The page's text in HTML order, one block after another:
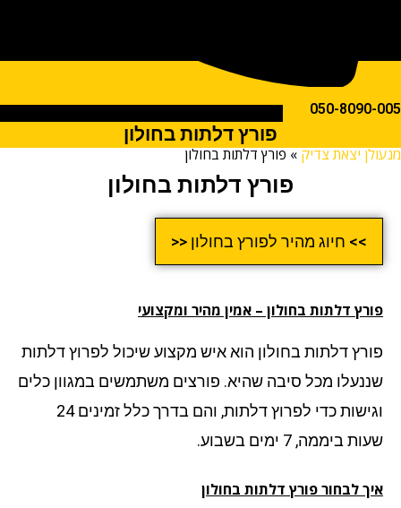
050-
פורץ דלתות בחולון
יצאת צדיק»פורץ דלתות בחולון
פורץ דלתות בחולון
>> חיוג מהיר לפורץ בחולון <<
דלתותבחולון – אמין מהיר ומקצועי
דלתות בחולון הוא איש מקצוע שיכול לפרוץ דלתות
מכל סיבה שהיא. פורצים משתמשים במגוון כלים
וגישות כדי לפרוץ דלתות, והם בדרך כלל זמינים 24
ביממה, 7 ימים בשבוע.
לבחור פורץ דלתות בחולון